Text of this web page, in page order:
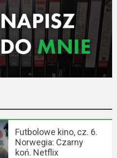
Futbolowe kino, cz. 6.
Norwegia: Czarny
koń. Netflix